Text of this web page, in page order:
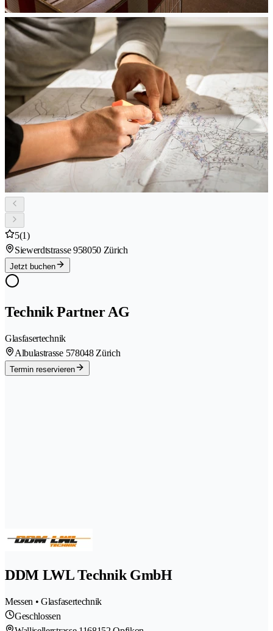
5(1)
Siewerdtstrasse 958050 Zürich
Jetzt buchen
Technik Partner AG
Glasfasertechnik
Albulastrasse 578048 Zürich
Termin reservieren
DDM LWL Technik GmbH
Messen • Glasfasertechnik
Geschlossen